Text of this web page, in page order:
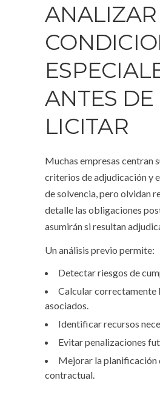
ANALIZAR
ANTES DE
LICITAR
Muchas empresas centran
criterios de adjudicación y
de solvencia, pero olvidan
detalle las obligaciones
asumirán si resultan
Un análisis previo permite:
Detectar riesgos de
Calcular correctamente
asociados.
Identificar recursos
Evitar penalizaciones
Mejorar la planificación
contractual.